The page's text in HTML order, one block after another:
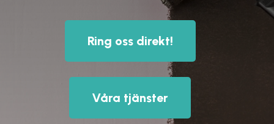
Ring oss direkt!
Våra tjänster